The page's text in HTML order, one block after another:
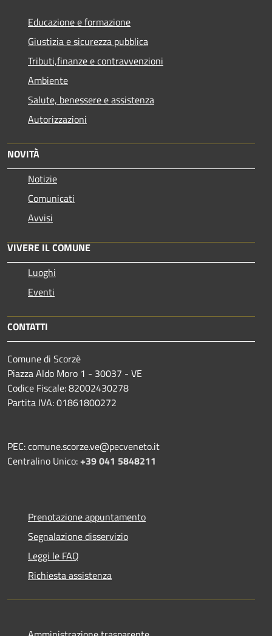
Educazione e formazione
Giustizia e sicurezza pubblica
Tributi,finanze e contravvenzioni
Ambiente
Salute, benessere e assistenza
Autorizzazioni
NOVITÀ
Notizie
Comunicati
Avvisi
VIVERE IL COMUNE
Luoghi
Eventi
CONTATTI
Comune di Scorzè
Piazza Aldo Moro 1 - 30037 - VE
Codice Fiscale: 82002430278
Partita IVA: 01861800272
PEC: comune.scorze.ve@pecveneto.it
Centralino Unico:+39 041 5848211
Prenotazione appuntamento
Segnalazione disservizio
Leggi le FAQ
Richiesta assistenza